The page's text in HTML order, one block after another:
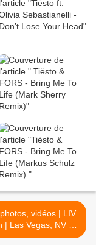
vidéos | LIV
| Las Vegas, NV -
september 27, 2025 >